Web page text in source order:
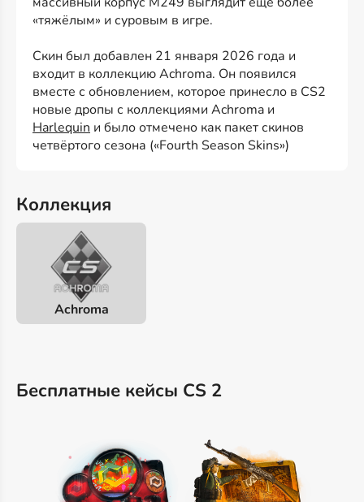
«тяжёлым» и суровым в игре.
Скин был добавлен 21 января 2026 года и
входит в коллекцию Achroma. Он появился
вместе с обновлением, которое принесло в CS2
новые дропы с коллекциями Achroma и
Harlequin и было отмечено как пакет скинов
четвёртого сезона («Fourth Season Skins»)
Коллекция
Achroma
Бесплатные кейсы CS 2